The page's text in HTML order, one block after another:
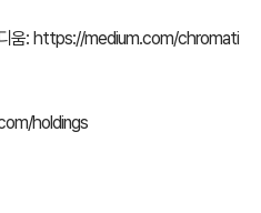
움: https://medium.com/chromati
holdings